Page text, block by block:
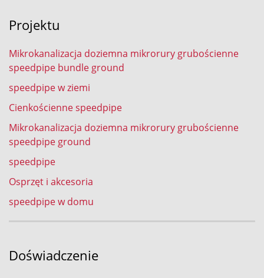
Projektu
Mikrokanalizacja doziemna mikrorury grubościenne
speedpipe bundle ground
speedpipe w ziemi
Cienkościenne speedpipe
Mikrokanalizacja doziemna mikrorury grubościenne
speedpipe ground
speedpipe
Osprzęt i akcesoria
speedpipe w domu
Doświadczenie